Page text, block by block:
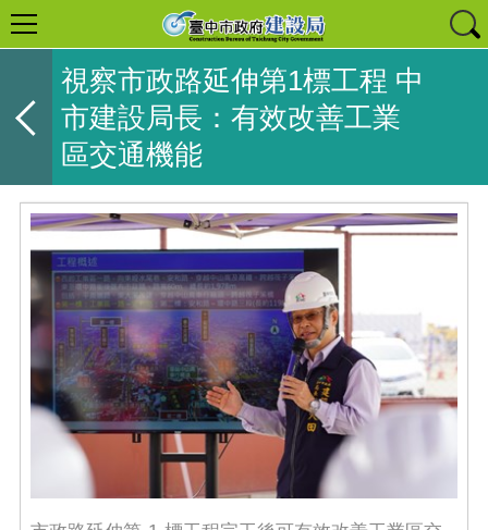
視察市政路延伸第1標工程 中
市建設局長：有效改善工業
區交通機能